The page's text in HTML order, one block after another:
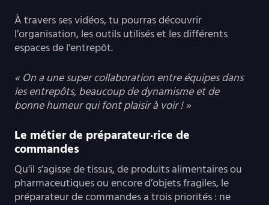
À travers ses vidéos, tu pourras découvrir
l’organisation, les outils utilisés et les différents
espaces de l’entrepôt.
« On a une super collaboration entre équipes dans
les entrepôts, beaucoup de dynamisme et de
bonne humeur qui font plaisir à voir ! »
Le métier de préparateur·rice de
commandes
Qu’il s’agisse de tissus, de produits alimentaires ou
pharmaceutiques ou encore d’objets fragiles, le
préparateur de commandes a trois priorités : ne